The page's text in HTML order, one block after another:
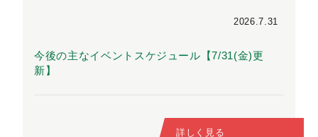
今後の主なイベントスケジュール【7/31(金)更
新】
2026.7.31
詳しく見る